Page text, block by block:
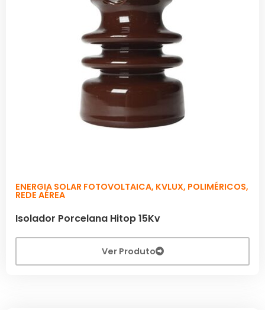
ENERGIA SOLAR FOTOVOLTAICA, KVLUX, POLIMÉRICOS,
REDE AÉREA
Isolador Porcelana Hitop 15Kv
Ver Produto